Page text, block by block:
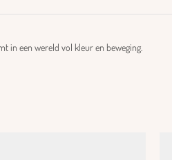
in een wereld vol kleur en beweging.